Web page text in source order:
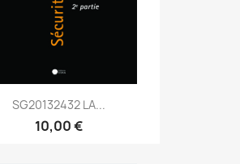
SG20132432 LA...
10,00 €